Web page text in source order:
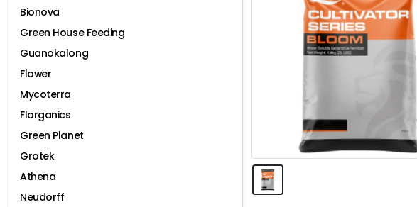
Bionova
Green House Feeding
Guanokalong
Flower
Mycoterra
Florganics
Green Planet
Grotek
Athena
Neudorff